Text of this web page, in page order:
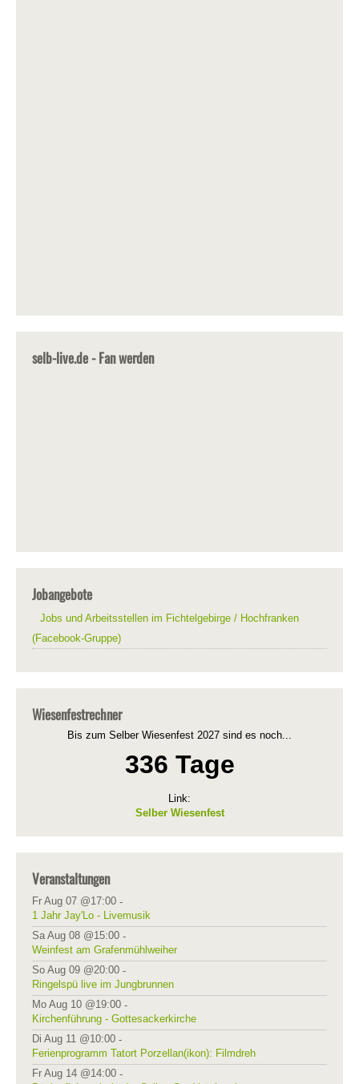
selb-live.de - Fan werden
Jobangebote
Jobs und Arbeitsstellen im Fichtelgebirge / Hochfranken
(Facebook-Gruppe)
Wiesenfestrechner
Bis zum Selber Wiesenfest 2027 sind es noch...
336 Tage
Link:
Selber Wiesenfest
Veranstaltungen
Fr Aug 07 @17:00 -
1 Jahr Jay'Lo - Livemusik
Sa Aug 08 @15:00 -
Weinfest am Grafenmühlweiher
So Aug 09 @20:00 -
Ringelspü live im Jungbrunnen
Mo Aug 10 @19:00 -
Kirchenführung - Gottesackerkirche
Di Aug 11 @10:00 -
Ferienprogramm Tatort Porzellan(ikon): Filmdreh
Fr Aug 14 @14:00 -